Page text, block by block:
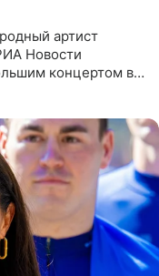
артист
Новости
концертом в